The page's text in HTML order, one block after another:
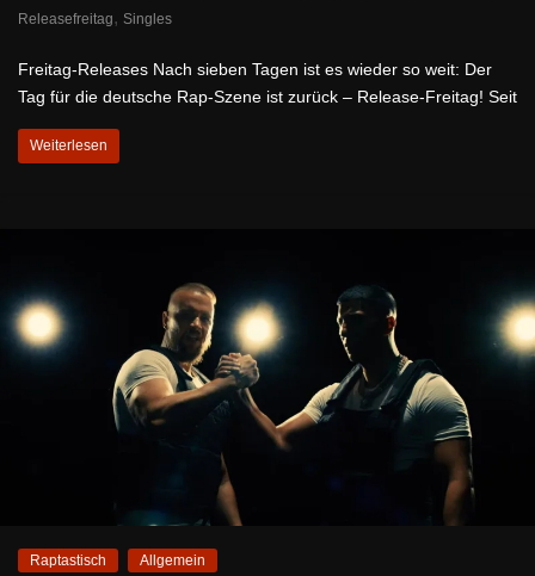
Releasefreitag, Singles
Freitag-Releases Nach sieben Tagen ist es wieder so weit: Der
Tag für die deutsche Rap-Szene ist zurück – Release-Freitag! Seit
Weiterlesen
Raptastisch Allgemein